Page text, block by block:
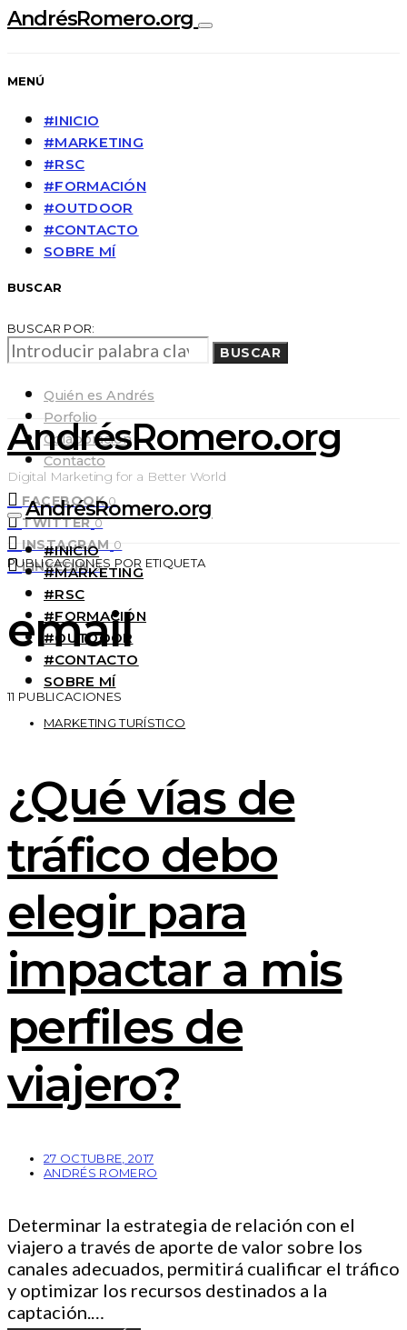
AndrésRomero.org
MENÚ
#INICIO
#MARKETING
#RSC
#FORMACIÓN
#OUTDOOR
#CONTACTO
SOBRE MÍ
BUSCAR
BUSCAR POR:
BUSCAR
Quién es Andrés
Porfolio
Colaboración
Contacto
FACEBOOK 0
TWITTER 0
INSTAGRAM 0
LINKEDIN 0
AndrésRomero.org
Digital Marketing for a Better World
AndrésRomero.org
#INICIO
#MARKETING
#RSC
#FORMACIÓN
#OUTDOOR
#CONTACTO
SOBRE MÍ
PUBLICACIONES POR ETIQUETA
email
11 PUBLICACIONES
MARKETING TURÍSTICO
¿Qué vías de
tráfico debo
elegir para
impactar a mis
perfiles de
viajero?
27 OCTUBRE, 2017
ANDRÉS ROMERO
Determinar la estrategia de relación con el
viajero a través de aporte de valor sobre los
canales adecuados, permitirá cualificar el tráfico
y optimizar los recursos destinados a la
captación.…